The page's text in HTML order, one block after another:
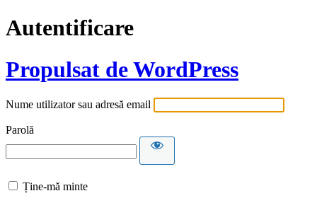
Autentificare
Propulsat de WordPress
Nume utilizator sau adresă email
Parolă
Ține-mă minte